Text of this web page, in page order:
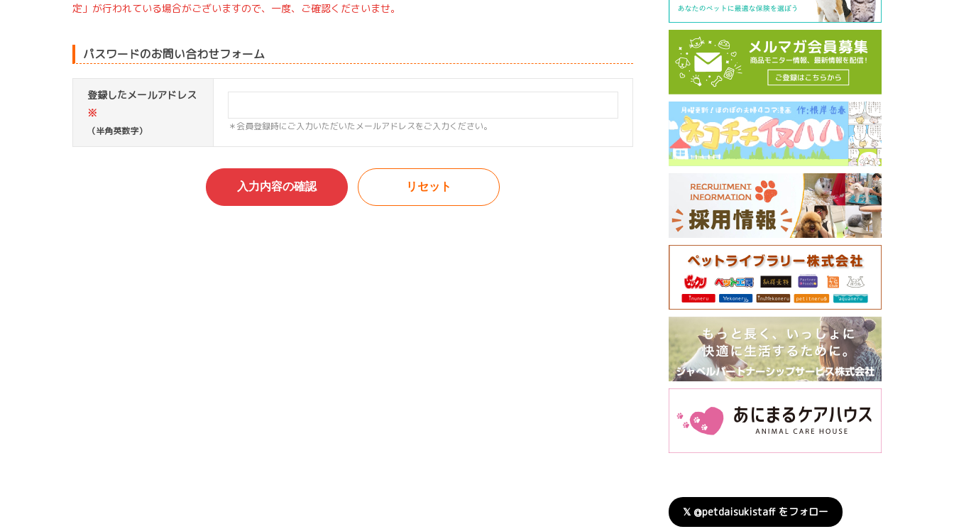
定」が行われている場合がございますので、一度、ご確認くださいませ。
パスワードのお問い合わせフォーム
登録したメールアドレス
※
（半角英数字） ＊会員登録時にご入力いただいたメールアドレスをご入力ください。
𝕏 @petdaisukistaff をフォロー